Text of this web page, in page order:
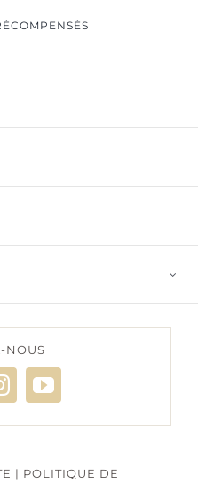
NOUS
| POLITIQUE DE